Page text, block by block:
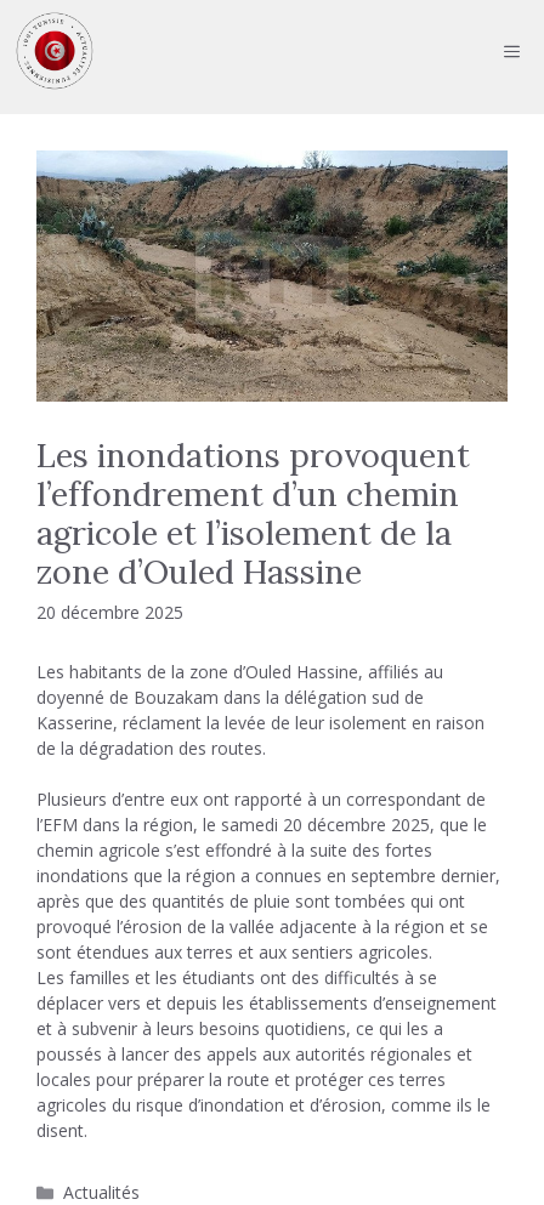
au
contenu
Les inondations provoquent
l’effondrement d’un chemin
agricole et l’isolement de la
zone d’Ouled Hassine
20 décembre 2025
Les habitants de la zone d’Ouled Hassine, affiliés au
doyenné de Bouzakam dans la délégation sud de
Kasserine, réclament la levée de leur isolement en raison
de la dégradation des routes.
Plusieurs d’entre eux ont rapporté à un correspondant de
l’EFM dans la région, le samedi 20 décembre 2025, que le
chemin agricole s’est effondré à la suite des fortes
inondations que la région a connues en septembre dernier,
après que des quantités de pluie sont tombées qui ont
provoqué l’érosion de la vallée adjacente à la région et se
sont étendues aux terres et aux sentiers agricoles.
Les familles et les étudiants ont des difficultés à se
déplacer vers et depuis les établissements d’enseignement
et à subvenir à leurs besoins quotidiens, ce qui les a
poussés à lancer des appels aux autorités régionales et
locales pour préparer la route et protéger ces terres
agricoles du risque d’inondation et d’érosion, comme ils le
disent.
Catégories
Actualités